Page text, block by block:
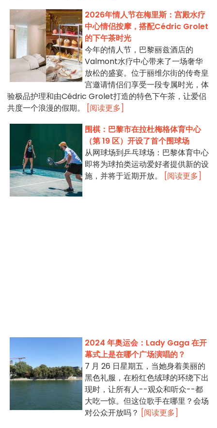
2026年情人节在梅里斯：宫殿水疗
中心情侣按摩，搭配Cédric Grolet
的下午茶时光
今年的情人节，巴黎丽兹酒店的
Valmont水疗中心带来了一场奢华
放松的盛宴。位于丽维尔街的传奇皇
宫邀请情侣们享受一段专属时光，体
验极品护理和由Cédric Grolet打造的特色下午茶，让爱侣
共度一个浪漫的假期。
[阅读更多]
围棋：巴黎市在拉杜梅格体育中心
（第 19 区）开设了首个围球场
从网球场到乒乓球场：巴黎体育中心
即将为球拍类运动爱好者提供新的设
施，并将于近期开放。
[阅读更多]
2024 年奥运会：Lady Gaga 在开
幕式上是在哪个广场演唱的？
7 月 26 日星期五，当她身着美丽的
黑色礼服，在粉红色绒球的环绕下出
现时，让所有人--观众和听众--都
大吃一惊。但这位歌手在哪里？会场
对公众开放吗？ [阅读更多]